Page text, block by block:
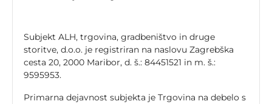
Subjekt ALH, trgovina, gradbeništvo in druge
storitve, d.o.o. je registriran na naslovu Zagrebška
cesta 20, 2000 Maribor, d. š.: 84451521 in m. š.:
9595953.
Primarna dejavnost subjekta je Trgovina na debelo s